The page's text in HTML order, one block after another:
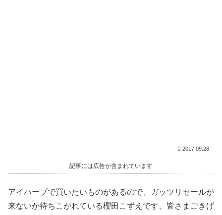
2017.09.28
記事には広告が含まれています
アイハーブで買いたいものがあるので、ガッツリセールが
来ないか待ちこがれている櫻田こずえです、皆さまごきげ